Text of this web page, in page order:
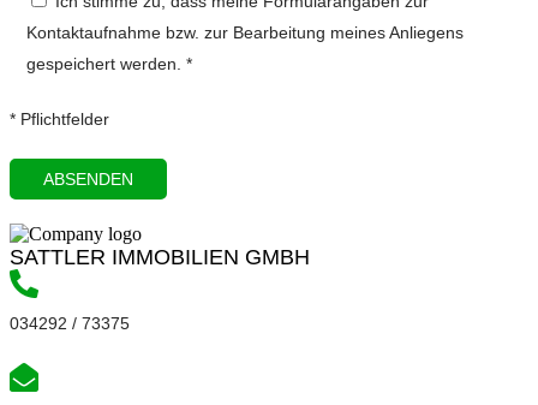
Kontaktaufnahme bzw. zur Bearbeitung meines Anliegens
gespeichert werden. *
* Pflichtfelder
SATTLER IMMOBILIEN GMBH
034292 / 73375